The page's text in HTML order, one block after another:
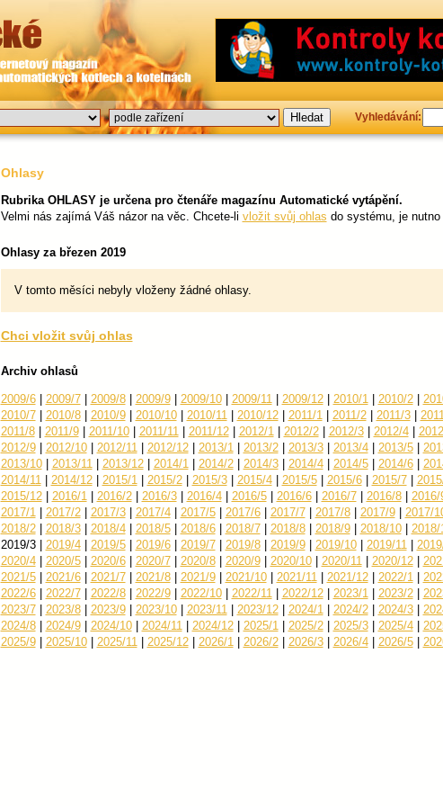
Vyhledávání:
Ohlasy
Rubrika OHLASY je určena pro čtenáře magazínu Automatické vytápění.
Velmi nás zajímá Váš názor na věc. Chcete-li vložit svůj ohlas do systému, je
Ohlasy za březen 2019
V tomto měsíci nebyly vloženy žádné ohlasy.
Chci vložit svůj ohlas
Archiv ohlasů
2009/6| 2009/7| 2009/8| 2009/9| 2009/10| 2009/11| 2009/12| 2010/1| 2010/2|
2010/7| 2010/8| 2010/9| 2010/10| 2010/11| 2010/12| 2011/1| 2011/2| 2011/3|
2011/8| 2011/9| 2011/10| 2011/11| 2011/12| 2012/1| 2012/2| 2012/3| 2012/4|
2012/9| 2012/10| 2012/11| 2012/12| 2013/1| 2013/2| 2013/3| 2013/4| 2013/5|
2013/10| 2013/11| 2013/12| 2014/1| 2014/2| 2014/3| 2014/4| 2014/5| 2014/6|
2014/11| 2014/12| 2015/1| 2015/2| 2015/3| 2015/4| 2015/5| 2015/6| 2015/7|
2015/12| 2016/1| 2016/2| 2016/3| 2016/4| 2016/5| 2016/6| 2016/7| 2016/8| 2016/
2017/1| 2017/2| 2017/3| 2017/4| 2017/5| 2017/6| 2017/7| 2017/8| 2017/9| 2017/
2018/2| 2018/3| 2018/4| 2018/5| 2018/6| 2018/7| 2018/8| 2018/9| 2018/10| 2018/
2019/3| 2019/4| 2019/5| 2019/6| 2019/7| 2019/8| 2019/9| 2019/10| 2019/11|
2020/4| 2020/5| 2020/6| 2020/7| 2020/8| 2020/9| 2020/10| 2020/11| 2020/12|
2021/5| 2021/6| 2021/7| 2021/8| 2021/9| 2021/10| 2021/11| 2021/12| 2022/1|
2022/6| 2022/7| 2022/8| 2022/9| 2022/10| 2022/11| 2022/12| 2023/1| 2023/2|
2023/7| 2023/8| 2023/9| 2023/10| 2023/11| 2023/12| 2024/1| 2024/2| 2024/3|
2024/8| 2024/9| 2024/10| 2024/11| 2024/12| 2025/1| 2025/2| 2025/3| 2025/4|
2025/9| 2025/10| 2025/11| 2025/12| 2026/1| 2026/2| 2026/3| 2026/4| 2026/5|